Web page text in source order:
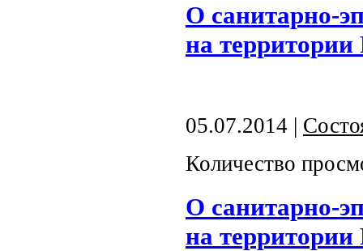
О санитарно-
на территории
05.07.2014 |
Количество
О санитарно-
на территории